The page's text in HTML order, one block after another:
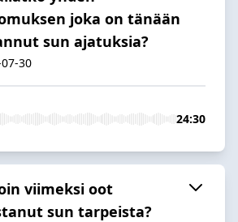
joka on tänään
sun ajatuksia?
30
24:30
viimeksi oot
sun tarpeista?